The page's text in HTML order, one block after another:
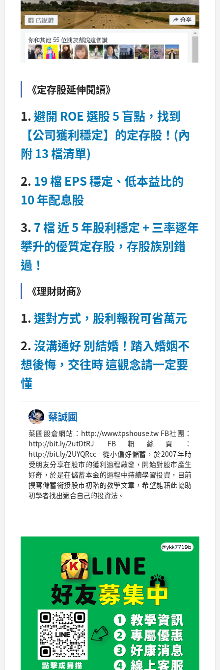
《定存股延伸閱讀》
1. 避開 ROE 選股 5 盲點，找到
【公司獲利穩定】的定存股！(內
附 13 檔清單)
2. 19 檔 EPS 穩定、低本益比的
10 年配息股
3. 7 檔 近 5 年股利穩定 + 三率逐年
攀升的優質定存股，存股族別錯
過！
《理財財商》
1. 選對方式，股利報稅可省萬元
2. 沒溝通好 別結婚！踏入婚姻不
想後悔，交往時 這觀念請一定要
懂
蔡誠圃
菜圃股倉網站：http://www.tpshouse.tw FB社團：
http://bit.ly/2utDtRJ FB粉絲頁：
http://bit.ly/2UYQRcc - 從小偏好儲蓄，於2007年時
受朋友分享在股市的獲利過程啟發，開始對股市產生
好奇，於是在儲蓄本金的過程中持續學習投資，目前
撰寫儲蓄銜接股市初階的教學文章，希望能藉此協助
初學者找出適合自己的投資法。